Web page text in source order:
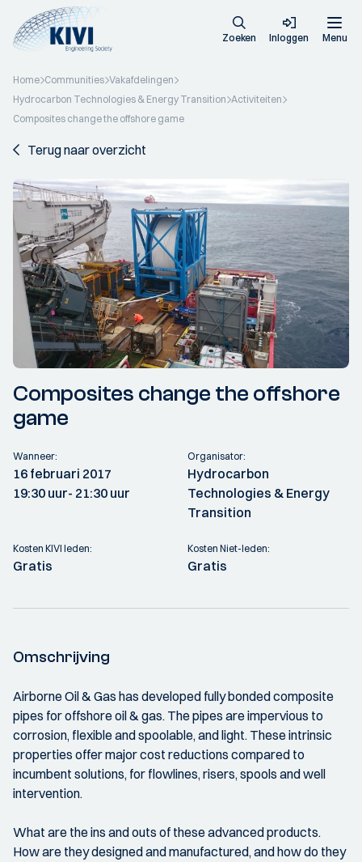
Zoeken Inloggen Menu
Home Communities Vakafdelingen
Hydrocarbon Technologies & Energy Transition Activiteiten
Composites change the offshore game
Terug naar overzicht
Composites change the offshore
game
Wanneer:
16 februari 2017
19:30 uur- 21:30 uur
Organisator:
Hydrocarbon
Technologies & Energy
Transition
Kosten KIVI leden:
Gratis
Kosten Niet-leden:
Gratis
Omschrijving
Airborne Oil & Gas has developed fully bonded composite
pipes for offshore oil & gas. The pipes are impervious to
corrosion, flexible and spoolable, and light. These intrinsic
properties offer major cost reductions compared to
incumbent solutions, for flowlines, risers, spools and well
intervention.
What are the ins and outs of these advanced products.
How are they designed and manufactured, and how do they